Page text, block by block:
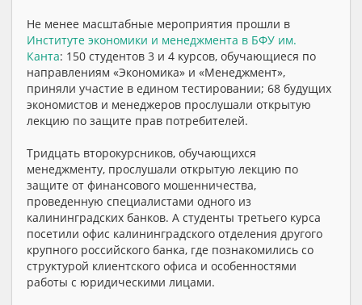
Не менее масштабные мероприятия прошли в
Институте экономики и менеджмента в БФУ им.
Канта: 150 студентов 3 и 4 курсов, обучающиеся по
направлениям «Экономика» и «Менеджмент»,
приняли участие в едином тестировании; 68 будущих
экономистов и менеджеров прослушали открытую
лекцию по защите прав потребителей.
Тридцать второкурсников, обучающихся
менеджменту, прослушали открытую лекцию по
защите от финансового мошенничества,
проведенную специалистами одного из
калининградских банков. А студенты третьего курса
посетили офис калининградского отделения другого
крупного российского банка, где познакомились со
структурой клиентского офиса и особенностями
работы с юридическими лицами.